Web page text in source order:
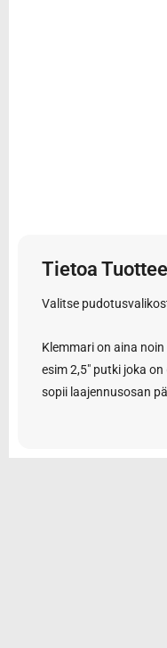
Tietoa
Valitse
Klemmari on aina
esim 2,5″ putki joka
sopii laajennusosan